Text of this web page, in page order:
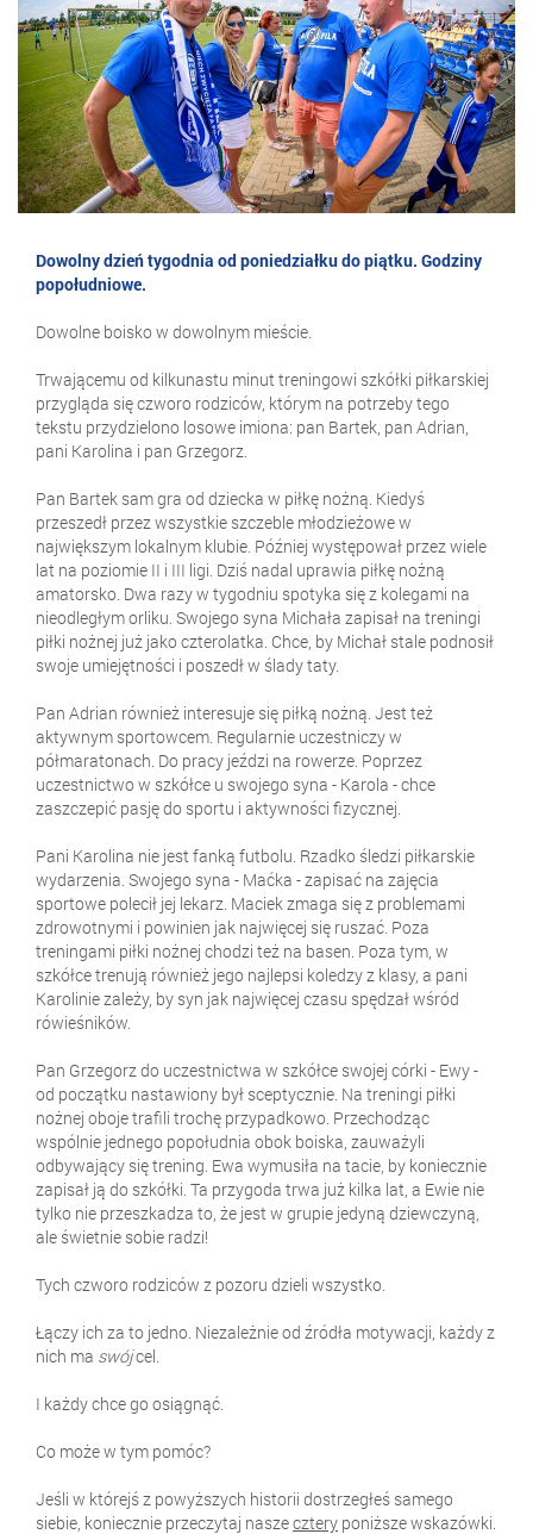
Dowolny dzień tygodnia od poniedziałku do piątku. Godziny
popołudniowe.
Dowolne boisko w dowolnym mieście.
Trwającemu od kilkunastu minut treningowi szkółki piłkarskiej
przygląda się czworo rodziców, którym na potrzeby tego
tekstu przydzielono losowe imiona: pan Bartek, pan Adrian,
pani Karolina i pan Grzegorz.
Pan Bartek sam gra od dziecka w piłkę nożną. Kiedyś
przeszedł przez wszystkie szczeble młodzieżowe w
największym lokalnym klubie. Później występował przez wiele
lat na poziomie II i III ligi. Dziś nadal uprawia piłkę nożną
amatorsko. Dwa razy w tygodniu spotyka się z kolegami na
nieodległym orliku. Swojego syna Michała zapisał na treningi
piłki nożnej już jako czterolatka. Chce, by Michał stale podnosił
swoje umiejętności i poszedł w ślady taty.
Pan Adrian również interesuje się piłką nożną. Jest też
aktywnym sportowcem. Regularnie uczestniczy w
półmaratonach. Do pracy jeździ na rowerze. Poprzez
uczestnictwo w szkółce u swojego syna - Karola - chce
zaszczepić pasję do sportu i aktywności fizycznej.
Pani Karolina nie jest fanką futbolu. Rzadko śledzi piłkarskie
wydarzenia. Swojego syna - Maćka - zapisać na zajęcia
sportowe polecił jej lekarz. Maciek zmaga się z problemami
zdrowotnymi i powinien jak najwięcej się ruszać. Poza
treningami piłki nożnej chodzi też na basen. Poza tym, w
szkółce trenują również jego najlepsi koledzy z klasy, a pani
Karolinie zależy, by syn jak najwięcej czasu spędzał wśród
rówieśników.
Pan Grzegorz do uczestnictwa w szkółce swojej córki - Ewy -
od początku nastawiony był sceptycznie. Na treningi piłki
nożnej oboje trafili trochę przypadkowo. Przechodząc
wspólnie jednego popołudnia obok boiska, zauważyli
odbywający się trening. Ewa wymusiła na tacie, by koniecznie
zapisał ją do szkółki. Ta przygoda trwa już kilka lat, a Ewie nie
tylko nie przeszkadza to, że jest w grupie jedyną dziewczyną,
ale świetnie sobie radzi!
Tych czworo rodziców z pozoru dzieli wszystko.
Łączy ich za to jedno. Niezależnie od źródła motywacji, każdy z
nich ma swójcel.
I każdy chce go osiągnąć.
Co może w tym pomóc?
Jeśli w którejś z powyższych historii dostrzegłeś samego
siebie, koniecznie przeczytaj naszecztery poniższe wskazówki.